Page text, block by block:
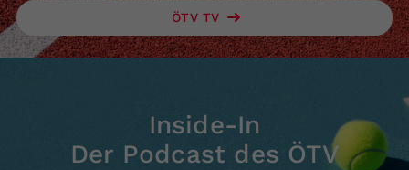
ÖTV TV
Inside-In
Der Podcast des ÖTV